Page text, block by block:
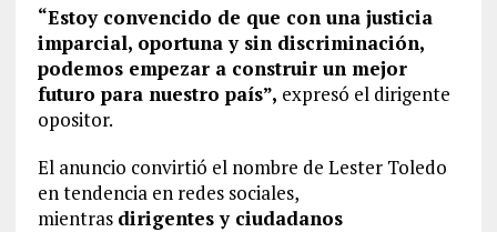
“Estoy convencido de que con una justicia
imparcial, oportuna y sin discriminación,
podemos empezar a construir un mejor
futuro para nuestro país”, expresó el dirigente
opositor.
El anuncio convirtió el nombre de Lester Toledo
en tendencia en redes sociales,
mientras dirigentes y ciudadanos